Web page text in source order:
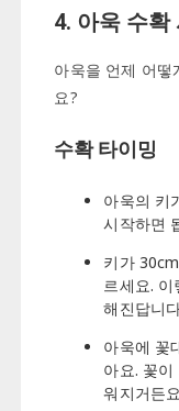
4. 아욱 수확
아욱을 언제 어떻
요?
수확 타이밍
아욱의 키
시작하면
키가
르세요.
해진답니
아욱에 꽃
아요. 꽃
워지거든